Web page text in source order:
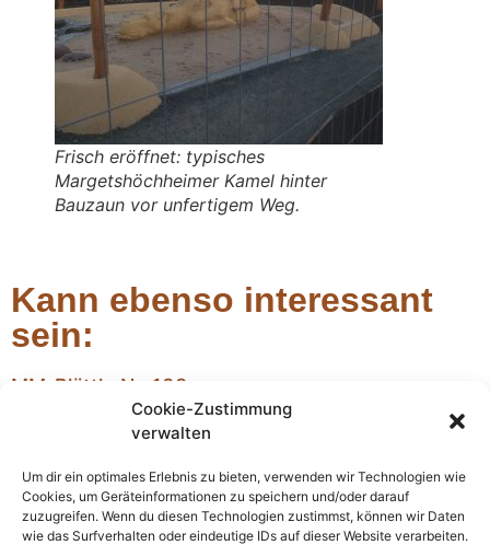
Cookie-Zustimmung
verwalten
Um dir ein optimales Erlebnis zu bieten, verwenden wir Technologien wie
Cookies, um Geräteinformationen zu speichern und/oder darauf
zuzugreifen. Wenn du diesen Technologien zustimmst, können wir Daten
wie das Surfverhalten oder eindeutige IDs auf dieser Website verarbeiten.
Frisch eröffnet: typisches
Margetshöchheimer Kamel hinter
Bauzaun vor unfertigem Weg.
Kann ebenso interessant
sein:
MM-Blättle Nr. 138
MM Blättle Nr. 138
Weihnachtsrede der MM im Gemeinderat – im
Großen wie im Kleinen
Wiederum neigt sich ein Jahr dem Ende zu, wiederum voller
einschneidender Ereignisse im Großen wie im Kleinen. Gehen wir
also zunächst vom Großen zum Kleinen.